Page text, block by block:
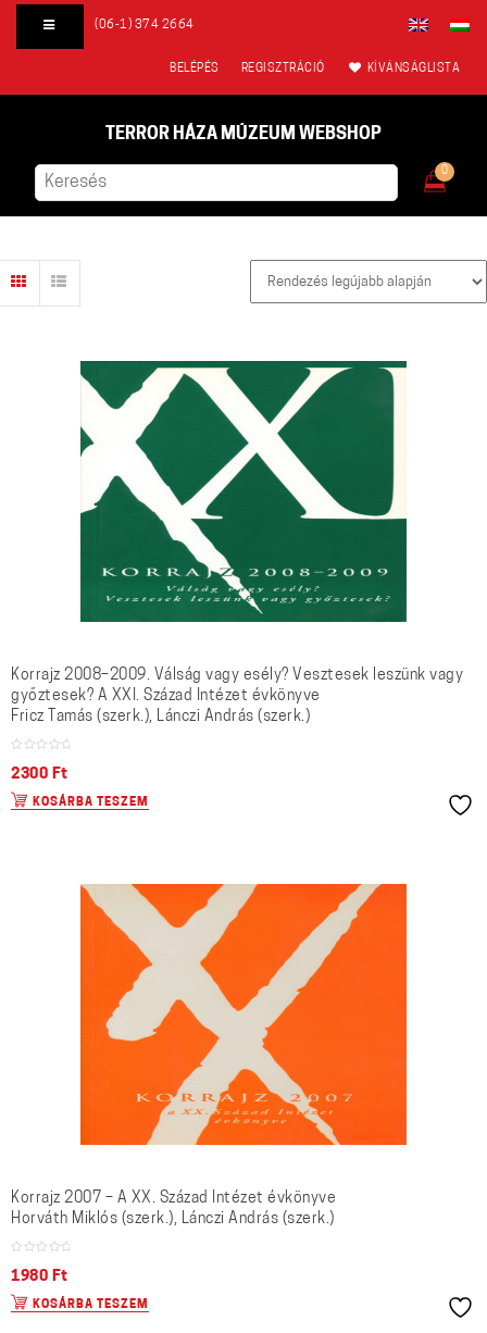
(06-1) 374 2664
BELÉPÉS REGISZTRÁCIÓ KÍVÁNSÁGLISTA
TERROR HÁZA MÚZEUM WEBSHOP
0
Korrajz 2008–2009. Válság vagy esély? Vesztesek leszünk vagy
győztesek? A XXI. Század Intézet évkönyve
Fricz Tamás (szerk.), Lánczi András (szerk.)
2300 Ft
KOSÁRBA TESZEM
Korrajz 2007 – A XX. Század Intézet évkönyve
Horváth Miklós (szerk.), Lánczi András (szerk.)
1980 Ft
KOSÁRBA TESZEM